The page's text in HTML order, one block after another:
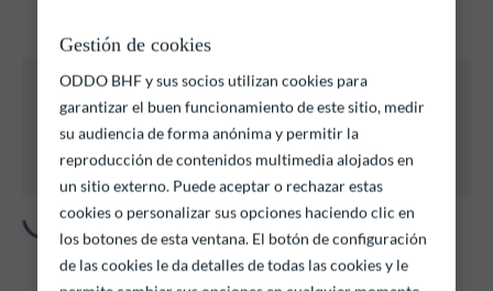
Todos los fondos que se enumeran a continuación
conllevan un riesgo de pérdida de capital.
Las rentabilidades pasadas no garantizan
resultados futuros y no son constantes en el
tiempo
Gestión de cookies
ODDO BHF y sus socios utilizan cookies para
garantizar el buen funcionamiento de este sitio, medir
su audiencia de forma anónima y permitir la
reproducción de contenidos multimedia alojados en
un sitio externo. Puede aceptar o rechazar estas
cookies o personalizar sus opciones haciendo clic en
los botones de esta ventana. El botón de configuración
de las cookies le da detalles de todas las cookies y le